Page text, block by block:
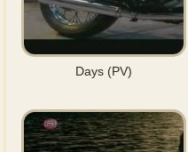
Days (PV)